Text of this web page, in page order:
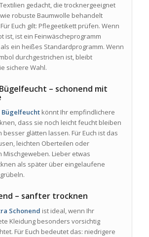
gedacht, die trocknergeeignet
robuste Baumwolle behandelt
Euch gilt: Pflegeetikett prüfen. Wenn
ist, ist ein Feinwäscheprogramm
ein heißes Standardprogramm. Wenn
durchgestrichen ist, bleibt
sichere Wahl.
– schonend mit
Bügelfeuchtkönnt Ihr empfindlichere
dass sie noch leicht feucht bleiben
besser glätten lassen. Für Euch ist das
leichten Oberteilen oder
Mischgeweben. Lieber etwas
als später über eingelaufene
– sanfter trocknen
Schonend ist ideal, wenn Ihr
Kleidung besonders vorsichtig
Für Euch bedeutet das: niedrigere